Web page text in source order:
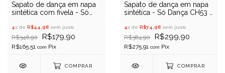
Sapato de dança em napa
sintética com fivela - Só
4x de R$44,98 sem juros
R$346,90 R$179,90
R$165,51 com
COMPRAR
Sapato de dança em napa
sintética - Só Dança CH53 -
4x de R$74,98 sem juros
R$384,90 R$299,90
R$275,91 com
COMPRAR